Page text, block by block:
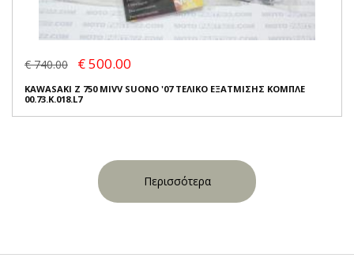
€ 740.00 € 500.00
KAWASAKI Z 750 MIVV SUONO '07 ΤΕΛΙΚΟ ΕΞΑΤΜΙΣΗΣ ΚΟΜΠΛΕ
00.73.K.018.L7
Περισσότερα